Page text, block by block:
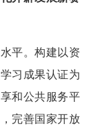
平。构建以资
习成果认证为
和公共服务平
完善国家开放